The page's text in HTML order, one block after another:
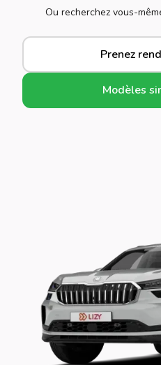
Ou recherchez vous-
Prenez
Modèles